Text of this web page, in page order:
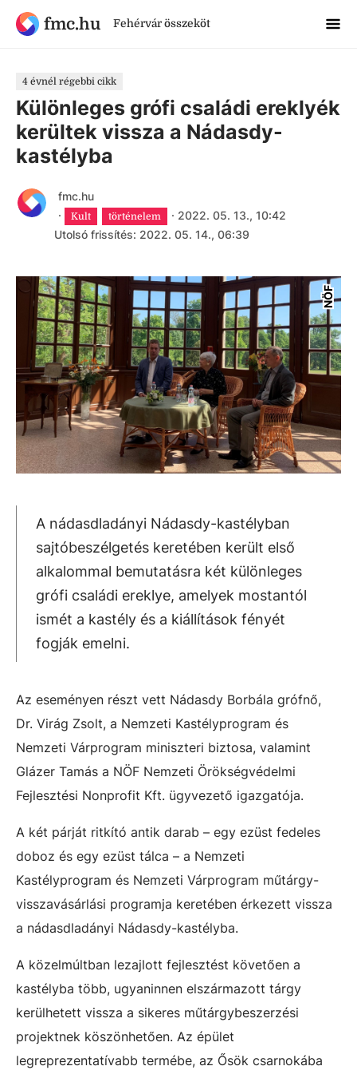
fmc.hu Fehérvár összeköt
4 évnél régebbi cikk
Különleges grófi családi ereklyék
kerültek vissza a Nádasdy-
kastélyba
fmc.hu
·
Kult történelem · 2022. 05. 13., 10:42
Utolsó frissítés: 2022. 05. 14., 06:39
NÖF
A nádasdladányi Nádasdy-kastélyban
sajtóbeszélgetés keretében került első
alkalommal bemutatásra két különleges
grófi családi ereklye, amelyek mostantól
ismét a kastély és a kiállítások fényét
fogják emelni.
Az eseményen részt vett Nádasdy Borbála grófnő,
Dr. Virág Zsolt, a Nemzeti Kastélyprogram és
Nemzeti Várprogram miniszteri biztosa, valamint
Glázer Tamás a NÖF Nemzeti Örökségvédelmi
Fejlesztési Nonprofit Kft. ügyvezető igazgatója.
A két párját ritkító antik darab – egy ezüst fedeles
doboz és egy ezüst tálca – a Nemzeti
Kastélyprogram és Nemzeti Várprogram műtárgy-
visszavásárlási programja keretében érkezett vissza
a nádasdladányi Nádasdy-kastélyba.
A közelmúltban lezajlott fejlesztést követően a
kastélyba több, ugyaninnen elszármazott tárgy
kerülhetett vissza a sikeres műtárgybeszerzési
projektnek köszönhetően. Az épület
legreprezentatívabb termébe, az Ősök csarnokába